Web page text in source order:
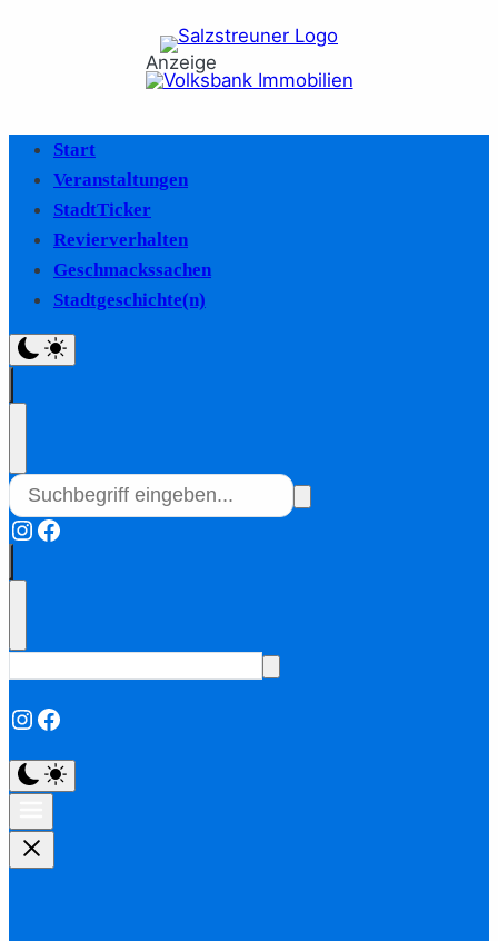
Anzeige
Start
Veranstaltungen
StadtTicker
Revierverhalten
Geschmackssachen
Stadtgeschichte(n)
Instagram
Facebook
Instagram
Facebook